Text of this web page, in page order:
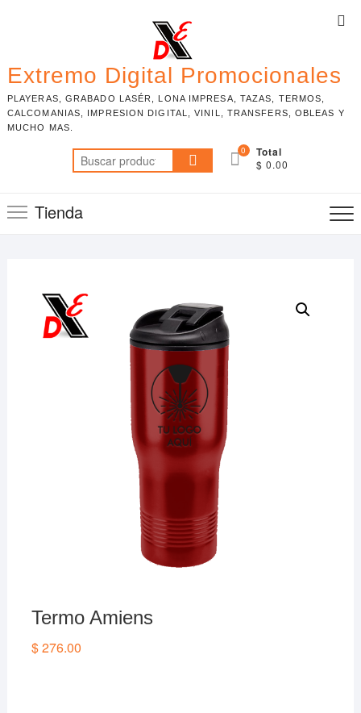
Extremo Digital Promocionales
PLAYERAS, GRABADO LASÉR, LONA IMPRESA, TAZAS, TERMOS,
CALCOMANIAS, IMPRESION DIGITAL, VINIL, TRANSFERS, OBLEAS Y
MUCHO MAS.
Buscar
por:
0 Total
$ 0.00
Tienda
Termo Amiens
$276.00